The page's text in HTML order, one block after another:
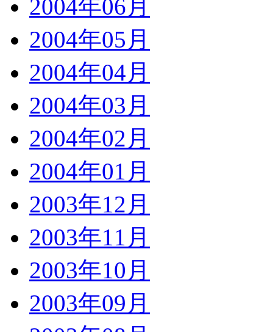
2004年06月
2004年05月
2004年04月
2004年03月
2004年02月
2004年01月
2003年12月
2003年11月
2003年10月
2003年09月